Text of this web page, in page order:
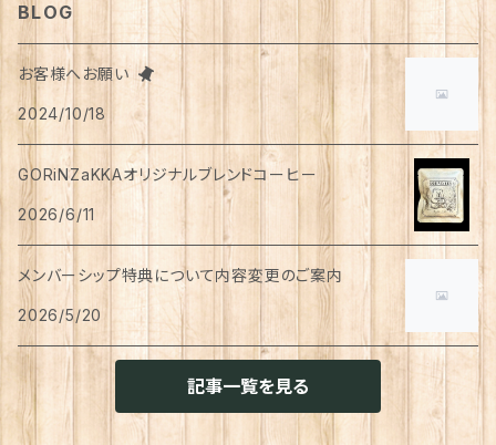
スリッパ
マスク
ハンドソープ
アロマ・お香
トラベルセット
カレンダー
クッション・クッションカバー
スマホショルダーバッグ
ポーチ
お財布・カード入れ
手袋・アームカバー
ハンカチ
てぬぐい
キーホルダー
湯のみ
グラス
カップ&ソーサー
マグカップ
コースター
お皿
箸置き
はがき
ペン
メモ帳
スケジュール帳
はさみ
ふせん
ブルゾン
フレンチスリーブ
靴下
タイツ
足首ウォーマー
メンズ
ボトムス
アウター
ジャケット
トップス
缶詰・瓶詰
レトルト惣菜
カレー
味噌汁・スープ
お茶漬け
乾物
紅茶
お茶
ハーブティー
希釈飲料
猫用
犬用
猫用
犬猫共通
食器
犬用
猫用
衣類・服飾雑貨
犬用
猫用
おもちゃ
犬用
猫用
ボディケア
犬用
猫用
ベッド
トイレ周り
リップクリーム
クシ・ブラシ
シャンプー
リンスインシャンプー
トリートメント
せっけん
洗顔
ハンドクリーム
オーラルケア
入浴剤・バスボム
洗剤
防災用品
ラッピング資材
ピアス
イヤリング・ノンホールピアス
リング
飲料
珈琲
BLOG
お客様へお願い
2024/10/18
GORiNZaKKAオリジナルブレンドコーヒー
2026/6/11
メンバーシップ特典について内容変更のご案内
2026/5/20
記事一覧を見る